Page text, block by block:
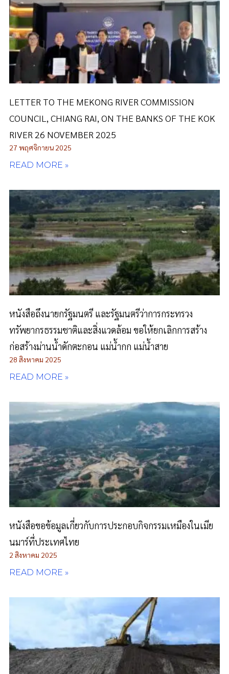
LETTER TO THE MEKONG RIVER COMMISSION
COUNCIL, CHIANG RAI, ON THE BANKS OF THE KOK
RIVER 26 NOVEMBER 2025
27 พฤศจิกายน 2025
READ MORE »
หนังสือถึงนายกรัฐมนตรี และรัฐมนตรีว่าการกระทรวง
ทรัพยากรธรรมชาติและสิ่งแวดล้อม ขอให้ยกเลิกการสร้าง
ก่อสร้างม่านน้ำดักตะกอน แม่น้ำกก แม่น้ำสาย
28 สิงหาคม 2025
READ MORE »
หนังสือขอข้อมูลเกี่ยวกับการประกอบกิจกรรมเหมืองในเมีย
นมาร์ที่ประเทศไทย
2 สิงหาคม 2025
READ MORE »